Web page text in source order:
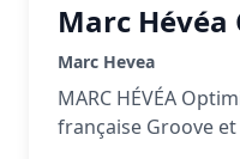
Marc
Marc Hevea
MARC HÉVÉA
française Groove